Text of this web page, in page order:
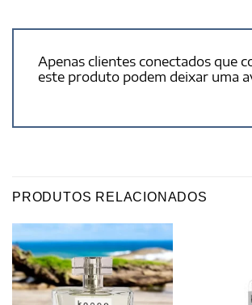
Apenas clientes conectados que
este produto podem deixar uma
PRODUTOS RELACIONADOS